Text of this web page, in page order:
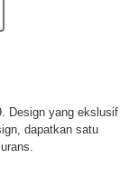
Design yang ekslusif
dapatkan satu